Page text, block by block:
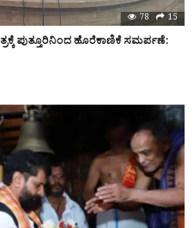
78 15
ಪುತ್ತೂರಿನಿಂದ ಹೊರೆಕಾಣಿಕೆ ಸಮರ್ಪಣೆ: